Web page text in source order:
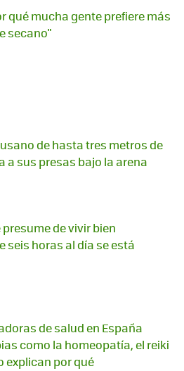
qué mucha gente prefiere más
secano"
de hasta tres metros de
a sus presas bajo la arena
de vivir bien
seis horas al día se está
de salud en España
como la homeopatía, el reiki
explican por qué